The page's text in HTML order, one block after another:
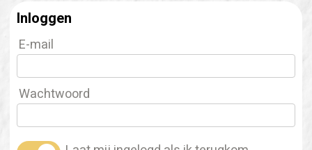
Inloggen
E-mail
Wachtwoord